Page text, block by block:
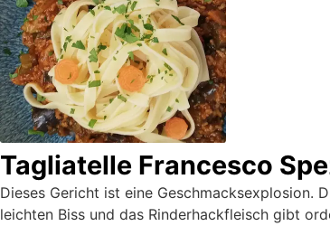
Tagliatelle Francesco
Dieses Gericht ist eine Geschmacksexplosion.
leichten Biss und das Rinderhackfleisch gibt